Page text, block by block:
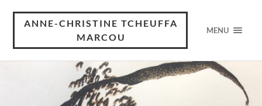
ANNE-CHRISTINE TCHEUFFA
MARCOU
MENU